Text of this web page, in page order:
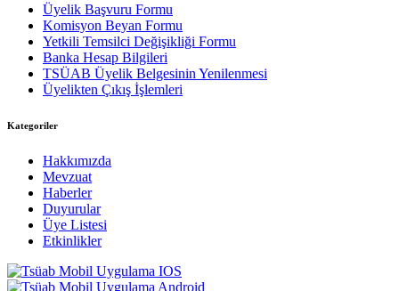
Üyelik Başvuru Formu
Komisyon Beyan Formu
Yetkili Temsilci Değişikliği Formu
Banka Hesap Bilgileri
TSÜAB Üyelik Belgesinin Yenilenmesi
Üyelikten Çıkış İşlemleri
Kategoriler
Hakkımızda
Mevzuat
Haberler
Duyurular
Üye Listesi
Etkinlikler